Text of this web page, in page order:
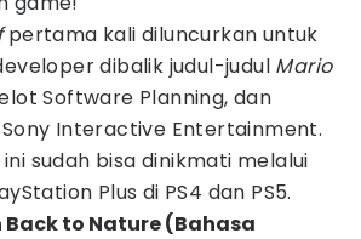
pertama kali diluncurkan untuk
dibalik judul-judul Mario
Software Planning, dan
Interactive Entertainment.
sudah bisa dinikmati melalui
Plus di PS4 dan PS5.
Back to Nature (Bahasa